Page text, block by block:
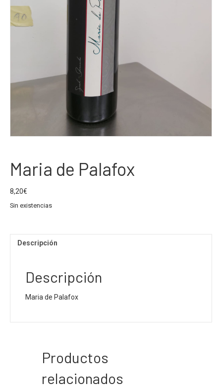
Maria de Palafox
8,20€
Sin existencias
Descripción
Descripción
Maria de Palafox
Productos
relacionados